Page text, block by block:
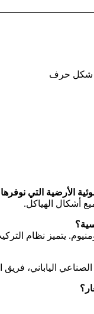
أشكال الهياكل.
الياباني، فريق